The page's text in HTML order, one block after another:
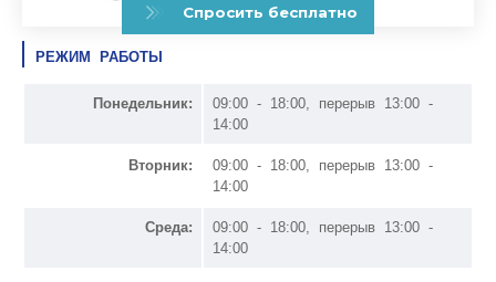
РЕЖИМ РАБОТЫ
Понедельник:
09:00 - 18:00, перерыв 13:00 -
14:00
Вторник:
09:00 - 18:00, перерыв 13:00 -
14:00
Среда:
09:00 - 18:00, перерыв 13:00 -
14:00